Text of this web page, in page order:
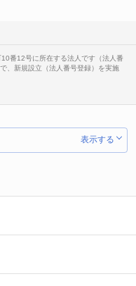
番12号に所在する法人です（法人番
、新規設立（法人番号登録）を実施
表示する